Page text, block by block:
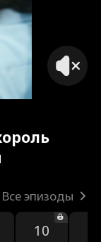
Все эпизоды
10